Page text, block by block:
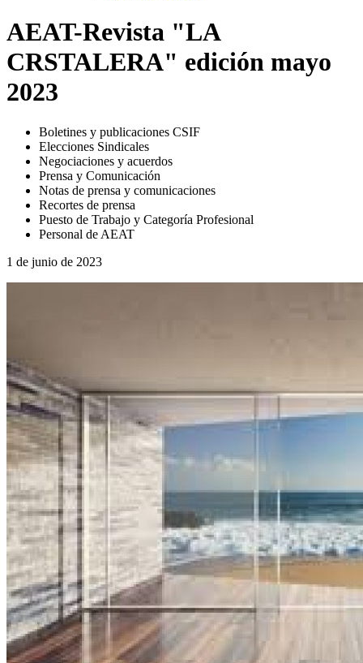
AEAT-Revista "LA
CRSTALERA" edición mayo
2023
Boletines y publicaciones CSIF
Elecciones Sindicales
Negociaciones y acuerdos
Prensa y Comunicación
Notas de prensa y comunicaciones
Recortes de prensa
Puesto de Trabajo y Categoría Profesional
Personal de AEAT
1 de junio de 2023